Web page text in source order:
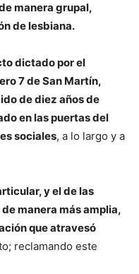
manera grupal,
de lesbiana.
dictado por el
7 de San Martín,
de diez años de
en las puertas del
sociales, a lo largo y a
y el de las
manera más amplia,
que atravesó
reclamando este